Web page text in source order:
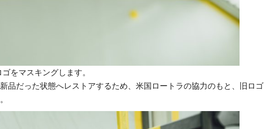
をマスキングします。
品だった状態へレストアするため、米国ロートラの協力のもと、旧ロゴ